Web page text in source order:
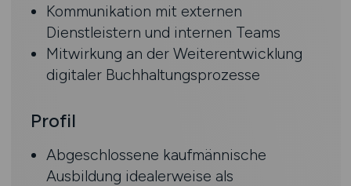
Kommunikation mit externen
Dienstleistern und internen Teams
Mitwirkung an der Weiterentwicklung
digitaler Buchhaltungsprozesse
Profil
Abgeschlossene kaufmännische
Ausbildung idealerweise als